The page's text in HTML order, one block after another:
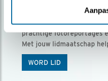
Ontvang 5 x Vogels
Vogels is het tijdschrift
prachtige fotoreportages
Met jouw lidmaatschap
WORD LID